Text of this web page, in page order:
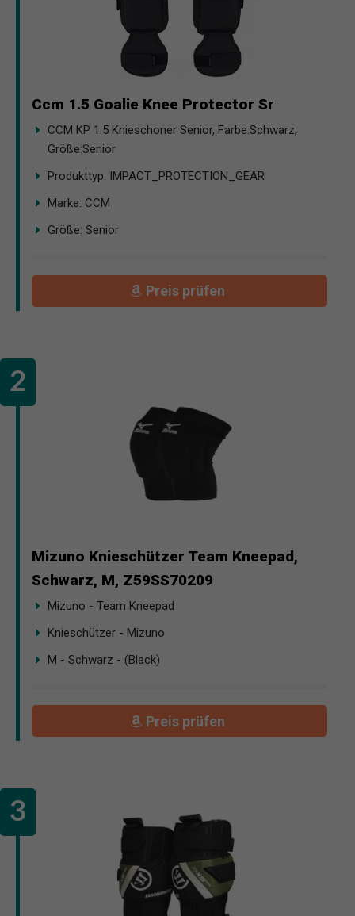
Ccm 1.5 Goalie Knee Protector Sr
CCM KP 1.5 Knieschoner Senior, Farbe:Schwarz,
Größe:Senior
Produkttyp: IMPACT_PROTECTION_GEAR
Marke: CCM
Größe: Senior
Preis prüfen
Mizuno Knieschützer Team Kneepad,
Schwarz, M, Z59SS70209
Mizuno - Team Kneepad
Knieschützer - Mizuno
M - Schwarz - (Black)
Preis prüfen